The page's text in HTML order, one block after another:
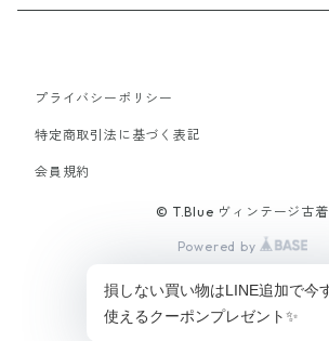
CHROME HEARTS
CHANEL
ロンT
スゥエット（上）
プライバシーポリシー
特定商取引法に基づく表記
会員規約
© T.Blue ヴィンテージ古着
Powered by
ショップに質問する